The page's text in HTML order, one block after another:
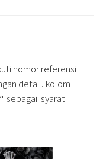
nomor referensi
detail. kolom
sebagai isyarat